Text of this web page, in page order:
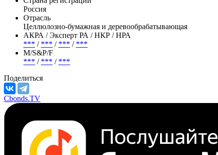
Полное название
ПАО "СЕГЕЖА ГРУПП"
Страна регистрации
Россия
Отрасль
Целлюлозно-бумажная и деревообрабатывающая
***/***
М/S&P/F
***/
Поделиться
Cbonds.TV